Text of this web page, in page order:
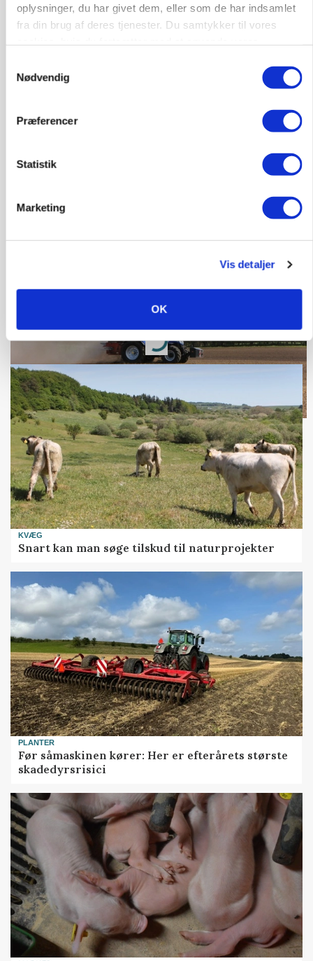
oplysninger, du har givet dem, eller som de har indsamlet
fra din brug af deres tjenester. Du samtykker til vores
Nødvendig
Præferencer
Statistik
Marketing
Vis detaljer
OK
POLITIK
gødskningslov
Folketinget behandler ny gødskningslov: Sådan
kan den ændre din bedrift fra 2027
Loading...
KVÆG
Snart kan man søge tilskud til naturprojekter
PLANTER
Før såmaskinen kører: Her er efterårets største
skadedyrsrisici